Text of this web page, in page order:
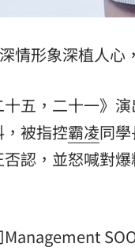
深情形象深植人心
五，二十一》
被指控霸凌同
認，並怒喊對